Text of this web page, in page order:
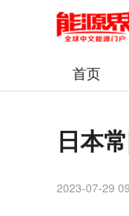
首页
日本
2023-07-29